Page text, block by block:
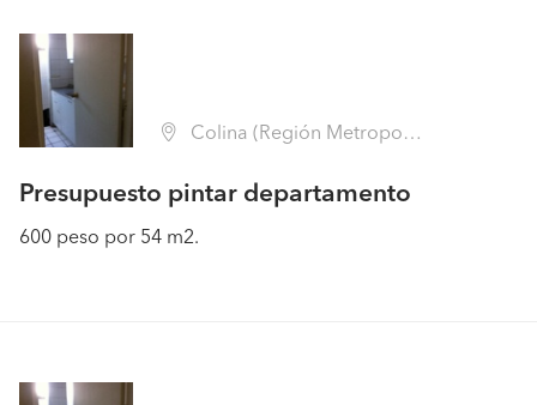
Colina (Región Metropolitana - Chacabuco)
Presupuesto pintar departamento
600 peso por 54 m2.